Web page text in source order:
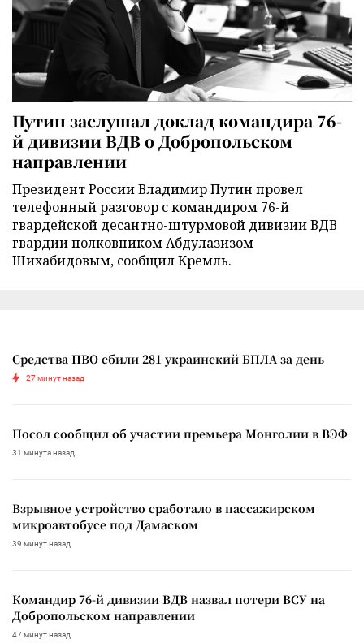
Путин заслушал доклад командира 76-
й дивизии ВДВ о Добропольском
направлении
Президент России Владимир Путин провел
телефонный разговор с командиром 76-й
гвардейской десантно-штурмовой дивизии ВДВ
гвардии полковником Абдулазизом
Шихабидовым, сообщил Кремль.
Средства ПВО сбили 281 украинский БПЛА за день
27 минут назад
Посол сообщил об участии премьера Монголии в ВЭФ
31 минута назад
Взрывное устройство сработало в пассажирском
микроавтобусе под Дамаском
39 минут назад
Командир 76-й дивизии ВДВ назвал потери ВСУ на
Добропольском направлении
47 минут назад